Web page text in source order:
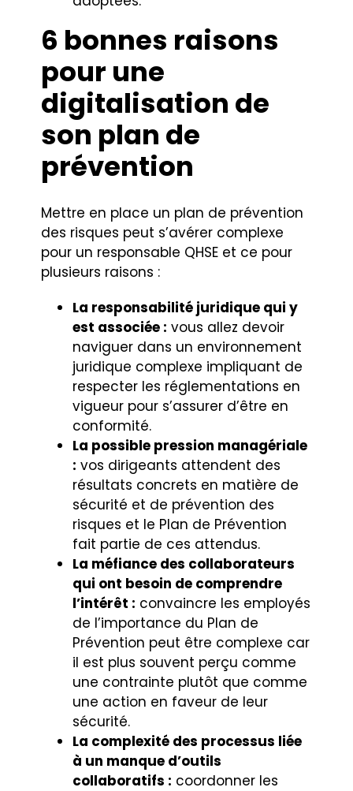
6 bonnes raisons
pour une
digitalisation de
son plan de
prévention
Mettre en place un plan de prévention
des risques peut s’avérer complexe
pour un responsable QHSE et ce pour
plusieurs raisons :
La responsabilité juridique qui y
est associée : vous allez devoir
naviguer dans un environnement
juridique complexe impliquant de
respecter les réglementations en
vigueur pour s’assurer d’être en
conformité.
La possible pression managériale
: vos dirigeants attendent des
résultats concrets en matière de
sécurité et de prévention des
risques et le Plan de Prévention
fait partie de ces attendus.
La méfiance des collaborateurs
qui ont besoin de comprendre
l’intérêt : convaincre les employés
de l’importance du Plan de
Prévention peut être complexe car
il est plus souvent perçu comme
une contrainte plutôt que comme
une action en faveur de leur
sécurité.
La complexité des processus liée
à un manque d’outils
collaboratifs : coordonner les